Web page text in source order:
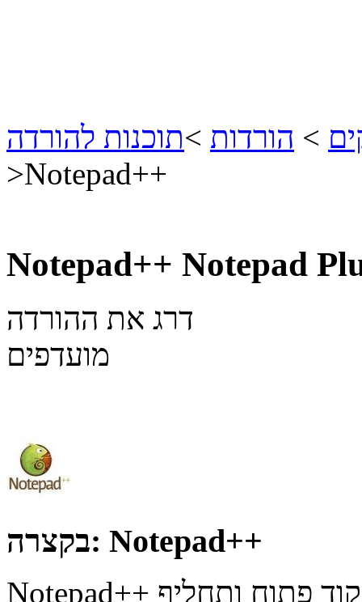
> הורדות >תוכנות להורדה
>Notepad++
Notepad++ Notepad
דרג את ההורדה
מועדפים
בקצרה: Notepad++
Notepad++ היא תוכנת עריכה חינמית הכתובה בקוד פתוח ותחליף